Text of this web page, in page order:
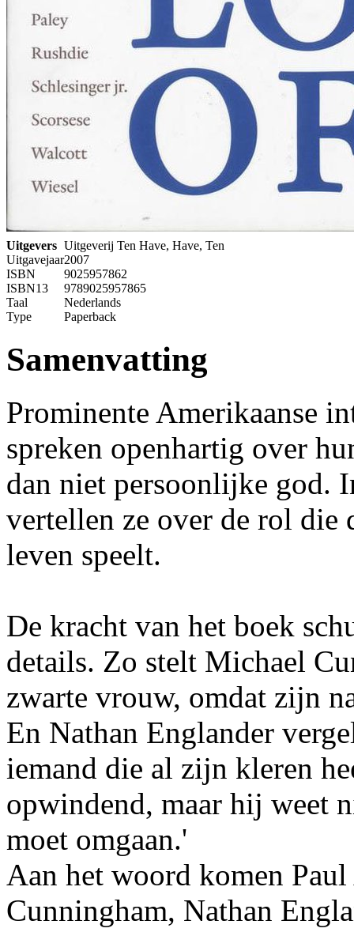
Uitgevers Uitgeverij Ten Have, Have, Ten
Uitgavejaar2007
ISBN
9025957862
ISBN13
9789025957865
Taal
Nederlands
Type
Paperback
Samenvatting
Prominente Amerikaanse
spreken openhartig over
dan niet persoonlijke god.
vertellen ze over de rol
leven speelt.
De kracht van het boek
details. Zo stelt Michael
zwarte vrouw, omdat zijn
En Nathan Englander
iemand die al zijn kleren
opwindend, maar hij weet
moet omgaan.'
Aan het woord komen
Cunningham, Nathan